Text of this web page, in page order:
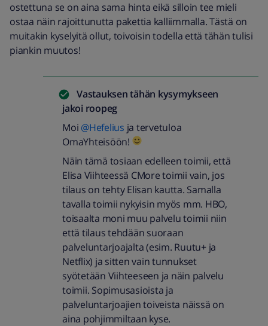
ostettuna se on aina sama hinta eikä silloin tee mieli
ostaa näin rajoittunutta pakettia kalliimmalla. Tästä on
muitakin kyselyitä ollut, toivoisin todella että tähän tulisi
piankin muutos!
Vastauksen tähän kysymykseen
jakoi roopeg
Moi @Hefelius ja tervetuloa
OmaYhteisöön!
Näin tämä tosiaan edelleen toimii, että
Elisa Viihteessä CMore toimii vain, jos
tilaus on tehty Elisan kautta. Samalla
tavalla toimii nykyisin myös mm. HBO,
toisaalta moni muu palvelu toimii niin
että tilaus tehdään suoraan
palveluntarjoajalta (esim. Ruutu+ ja
Netflix) ja sitten vain tunnukset
syötetään Viihteeseen ja näin palvelu
toimii. Sopimusasioista ja
palveluntarjoajien toiveista näissä on
aina pohjimmiltaan kyse.